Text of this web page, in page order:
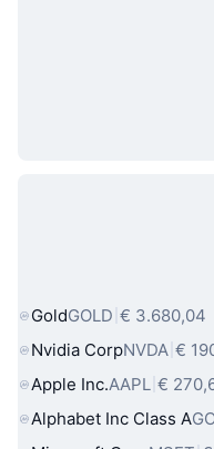
Populaire
GoldGOLD € 3.680,04
Nvidia CorpNVDA €
Apple Inc.AAPL €
Alphabet Inc Class A